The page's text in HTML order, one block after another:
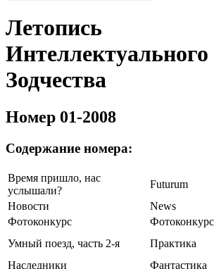
Летопись
Интеллектуального
Зодчества
Номер 01-2008
Содержание номера:
Время пришло, нас
услышали?
Futurum
Новости
News
Фотоконкурс
Фотоконкурс
Умный поезд, часть 2-я
Практика
Наследники
Фантастика